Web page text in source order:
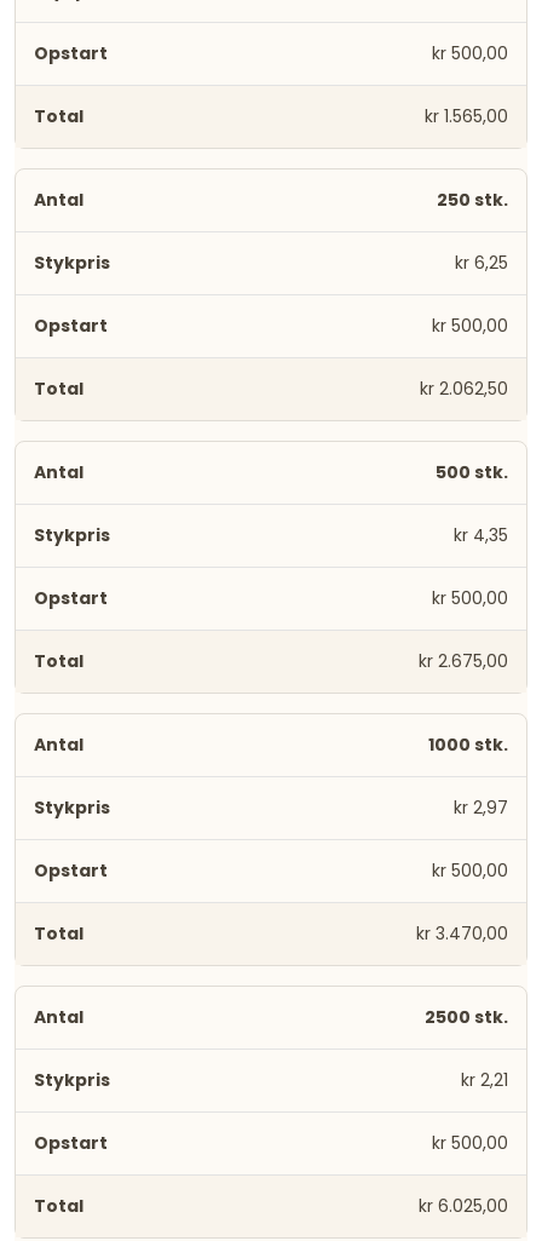
kr 500,00
kr 1.565,00
250 stk.
kr 6,25
kr 500,00
kr 2.062,50
500 stk.
kr 4,35
kr 500,00
kr 2.675,00
1000 stk.
kr 2,97
kr 500,00
kr 3.470,00
2500 stk.
kr 2,21
kr 500,00
kr 6.025,00